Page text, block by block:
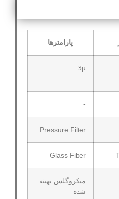
پارامترها
3µ
-
Pressure Filter
Glass Fiber
میکروگلس بهینه
شده